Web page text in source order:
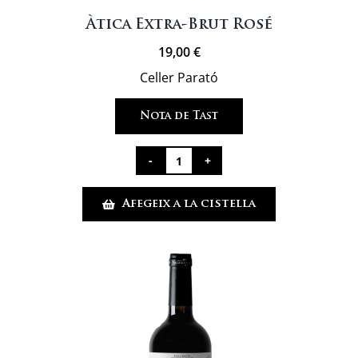
Àtica Extra-Brut Rosé
19,00€
Celler Parató
Nota de Tast
quantitat
de
Àtica
Brut
Rosé
Afegeix a la cistella